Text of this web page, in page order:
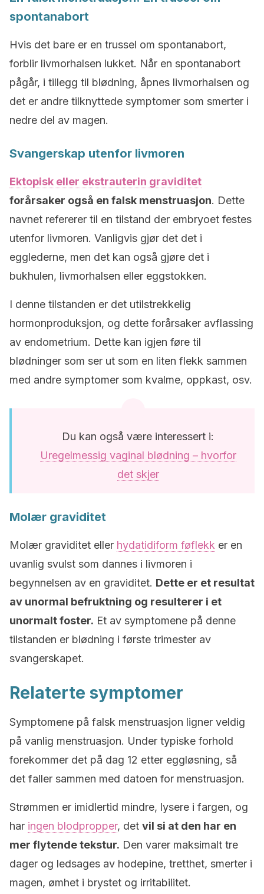
spontanabort
Hvis det bare er en trussel om spontanabort,
forblir livmorhalsen lukket. Når en spontanabort
pågår, i tillegg til blødning, åpnes livmorhalsen og
det er andre tilknyttede symptomer som smerter i
nedre del av magen.
Svangerskap utenfor livmoren
Ektopisk eller ekstrauterin graviditet
forårsaker også en falsk menstruasjon. Dette
navnet refererer til en tilstand der embryoet festes
utenfor livmoren. Vanligvis gjør det det i
egglederne, men det kan også gjøre det i
bukhulen, livmorhalsen eller eggstokken.
I denne tilstanden er det utilstrekkelig
hormonproduksjon, og dette forårsaker avflassing
av endometrium. Dette kan igjen føre til
blødninger som ser ut som en liten flekk sammen
med andre symptomer som kvalme, oppkast, osv.
Du kan også være interessert i:
Uregelmessig vaginal blødning – hvorfor
det skjer
Molær graviditet
Molær graviditet eller hydatidiform føflekk er en
uvanlig svulst som dannes i livmoren i
begynnelsen av en graviditet. Dette er et resultat
av unormal befruktning og resulterer i et
unormalt foster. Et av symptomene på denne
tilstanden er blødning i første trimester av
svangerskapet.
Relaterte symptomer
Symptomene på falsk menstruasjon ligner veldig
på vanlig menstruasjon. Under typiske forhold
forekommer det på dag 12 etter eggløsning, så
det faller sammen med datoen for menstruasjon.
Strømmen er imidlertid mindre, lysere i fargen, og
har ingen blodpropper, det vil si at den har en
mer flytende tekstur. Den varer maksimalt tre
dager og ledsages av hodepine, tretthet, smerter i
magen, ømhet i brystet og irritabilitet.